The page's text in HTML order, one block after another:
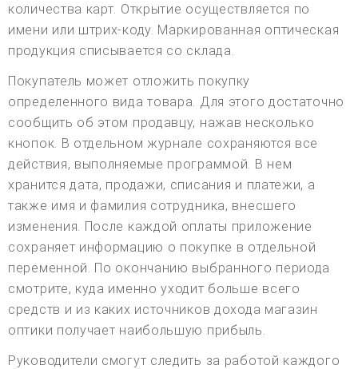
количества карт. Открытие осуществляется по
имени или штрих-коду. Маркированная оптическая
продукция списывается со склада.
Покупатель может отложить покупку
определенного вида товара. Для этого достаточно
сообщить об этом продавцу, нажав несколько
кнопок. В отдельном журнале сохраняются все
действия, выполняемые программой. В нем
хранится дата, продажи, списания и платежи, а
также имя и фамилия сотрудника, внесшего
изменения. После каждой оплаты приложение
сохраняет информацию о покупке в отдельной
переменной. По окончанию выбранного периода
смотрите, куда именно уходит больше всего
средств и из каких источников дохода магазин
оптики получает наибольшую прибыль.
Руководители смогут следить за работой каждого